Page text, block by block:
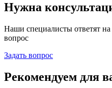
Нужна
Наши специалисты ответят
вопрос
Задать вопрос
Рекомендуем для